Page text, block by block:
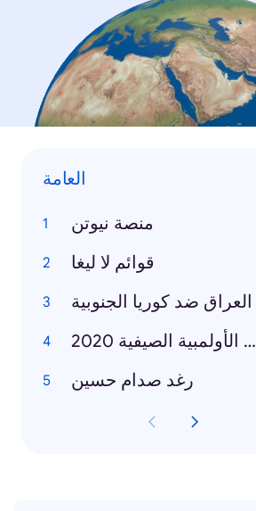
العامة
منصة نيوتن
قوائم لا ليغا
العراق ضد كوريا الجنوبية
الألعاب الأولمبية الصيفية 2020
رغد صدام حسين